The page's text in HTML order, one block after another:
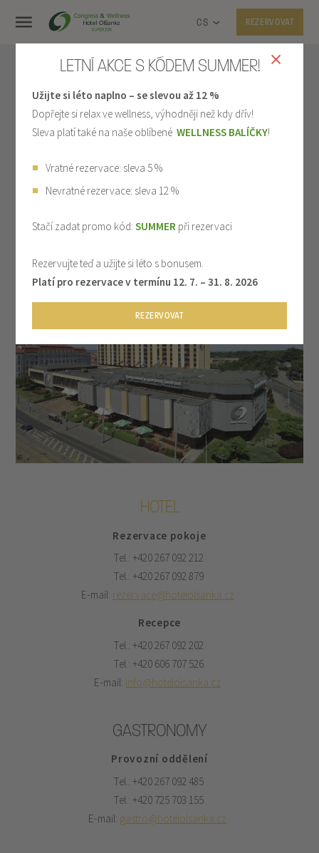
CS REZERVOVAT
KONTAKT
HOTEL OLŠANKA S.R.O.
IČ: 264 18 703 · DIČ: CZ26418703
Telefon:+420 267 092 202
Ubytovací řádZde
HOTEL
Rezervace pokoje
Tel.: +420 267 092 212
Tel.: +420 267 092 879
E-mail: rezervace@hotelolsanka.cz
Recepce
Tel.: +420 267 092 202
Tel.: +420 606 707 526
E-mail: info@hotelolsanka.cz
GASTRONOMY
Provozní oddělení
Tel.: +420 267 092 485
Tel.: +420 725 703 155
E-mail: gastro@hotelolsanka.cz
LETNÍ AKCE S KÓDEM SUMMER!
Užijte si léto naplno – se slevou až 12 %
Dopřejte si relax ve wellness, výhodněji než kdy dřív!
Sleva platí také na naše oblíbené WELLNESS BALÍČKY!
Vratné rezervace: sleva 5 %
Nevratné rezervace: sleva 12 %
Stačí zadat promo kód:SUMMER při rezervaci
Rezervujte teď a užijte si léto s bonusem.
Platí pro rezervace v termínu 12. 7. – 31. 8. 2026
REZERVOVAT